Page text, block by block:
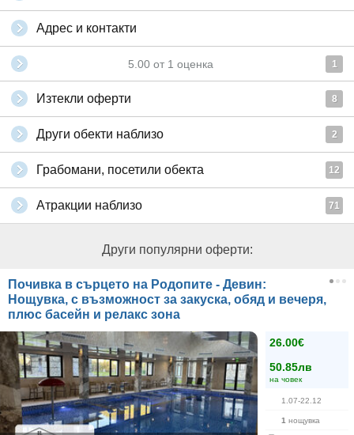
Адрес и контакти
5.00 от 1 оценка 1
Изтекли оферти 8
Други обекти наблизо 2
Грабомани, посетили обекта 12
Атракции наблизо 71
Други популярни оферти:
Почивка в сърцето на Родопите - Девин:
Нощувка, с възможност за закуска, обяд и вечеря,
плюс басейн и релакс зона
26.00€
50.85лв
на човек
1.07-22.12
1 нощувка